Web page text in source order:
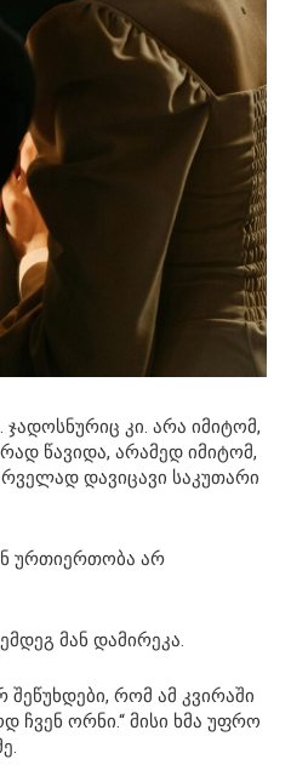
კი. არა იმიტომ,
წავიდა, არამედ იმიტომ,
დავიცავი საკუთარი
ურთიერთობა არ
მან დამირეკა.
რომ ამ კვირაში
ჩვენ ორნი.“ მისი ხმა უფრო